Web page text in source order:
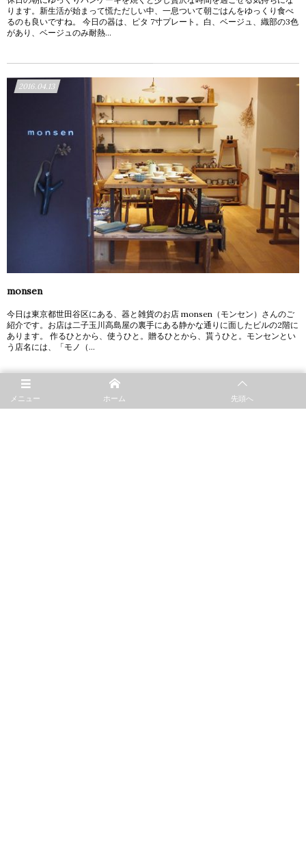
ります。新生活が始まって慌ただしい中、一息ついて朝ごはんをゆっくり食べ
るのも良いですね。 今日の器は、ピタ 7寸プレート。白、ベージュ、織部の3色
があり、ベージュのみ耐熱...
2016.04.13
monsen
今日は東京都世田谷区にある、器と雑貨のお店 monsen（モンセン）さんのご
紹介です。お店は二子玉川高島屋の裏手にある静かな通りに面したビルの2階に
あります。 作るひとから、使うひと。贈るひとから、貰うひと。モンセンとい
う店名には、「モノ（...
2016.04.06
メニュー ホーム 先頭へ